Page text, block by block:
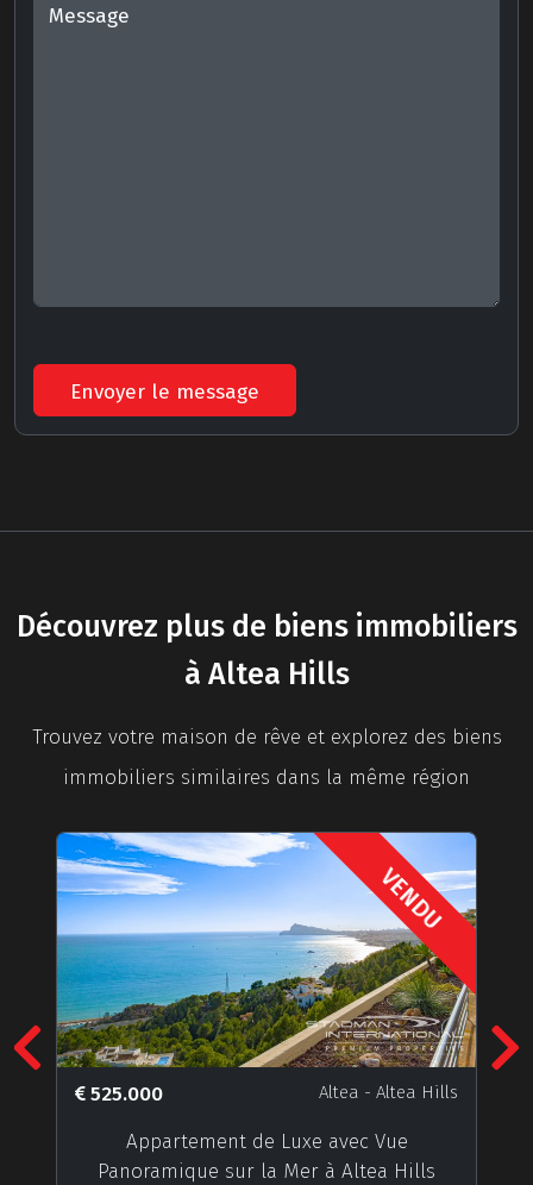
Envoyer le message
Découvrez plus de biens immobiliers
à Altea Hills
Trouvez votre maison de rêve et explorez des biens
immobiliers similaires dans la même région
VENDU
525.000 Altea - Altea Hills
Appartement de Luxe avec Vue
Panoramique sur la Mer à Altea Hills
Previous